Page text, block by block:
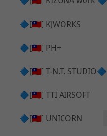
G17 GEN.3 原廠零件
AR ⧸ M4 GBB 升級套件
🔷[🇹🇼] KJWORKS
🔷[🇹🇼] PH+
🔷[🇹🇼] T-N.T. STUDIO🔷
🔷[🇹🇼] TTI AIRSOFT
🔷[🇹🇼] UNICORN